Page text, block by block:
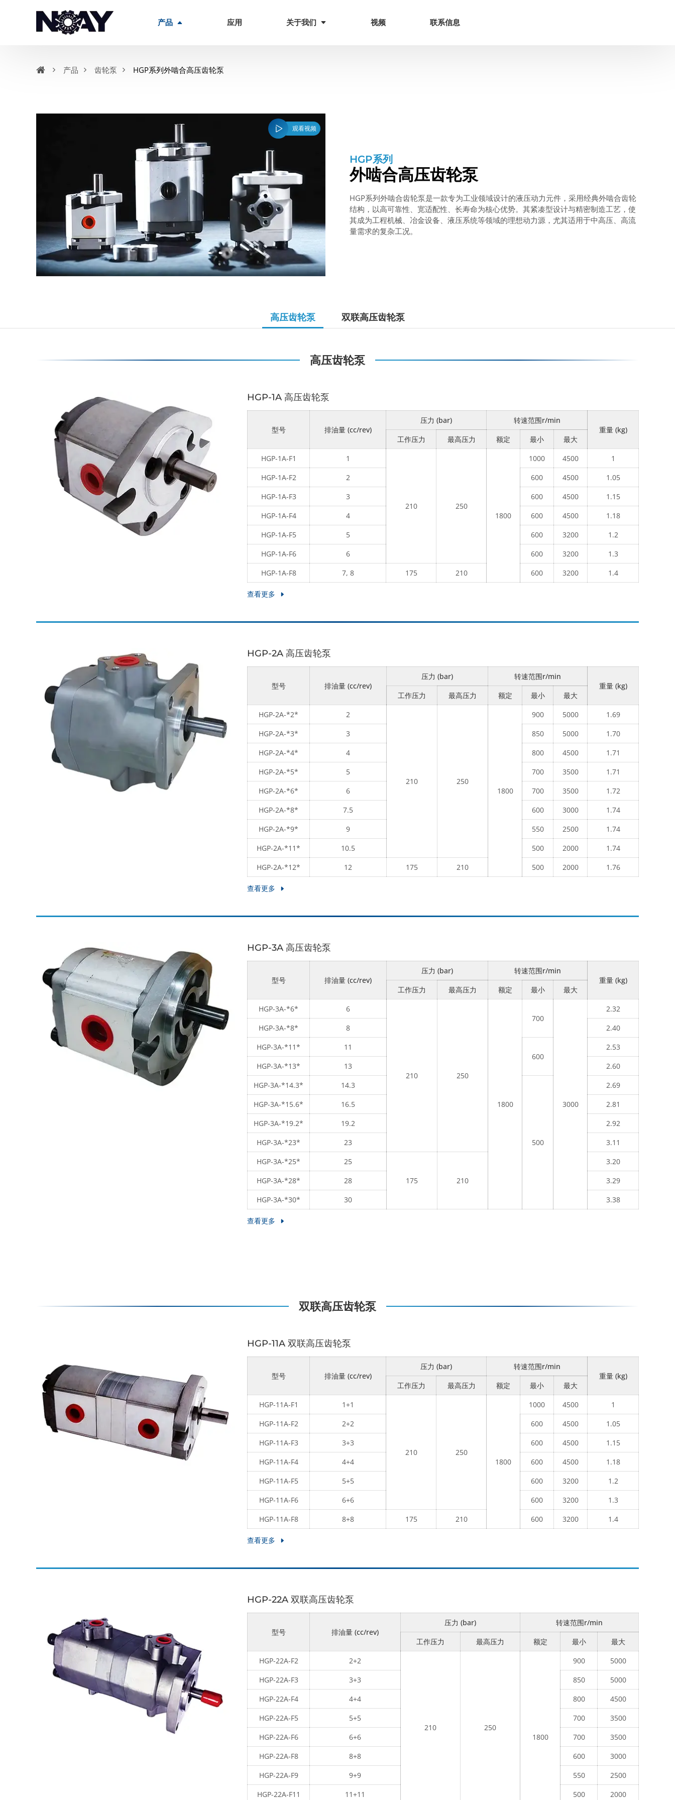
产品 应用 关于我们 视频 联系信息
产品 齿轮泵 HGP系列外啮合高压齿轮泵
观看视频
HGP系列
外啮合高压齿轮泵
HGP系列外啮合齿轮泵是一款专为工业领域设计的液压动力元件，采用经典外啮合齿轮
结构，以高可靠性、宽适配性、长寿命为核心优势。其紧凑型设计与精密制造工艺，使
其成为工程机械、冶金设备、液压系统等领域的理想动力源，尤其适用于中高压、高流
量需求的复杂工况。
高压齿轮泵 双联高压齿轮泵
高压齿轮泵
HGP-1A 高压齿轮泵
型号 排油量 (cc/rev)
压力 (bar)
转速范围r/min
重量 (kg)
工作压力
最高压力 额定 最小
最大
HGP-1A-F1
1
210
250
1800
1000 4500
1
HGP-1A-F2
2 600 4500
1.05
HGP-1A-F3
3 600 4500
1.15
HGP-1A-F4
4 600 4500
1.18
HGP-1A-F5
5 600 3200
1.2
HGP-1A-F6
6 600 3200
1.3
HGP-1A-F8
7, 8 175 210 600 3200 1.4
查看更多
HGP-2A 高压齿轮泵
型号 排油量 (cc/rev)
压力 (bar)
转速范围r/min
重量 (kg)
工作压力
最高压力 额定 最小
最大
HGP-2A-*2*
2
210
250
1800
900 5000
1.69
HGP-2A-*3*
3 850 5000
1.70
HGP-2A-*4*
4 800 4500
1.71
HGP-2A-*5*
5 700 3500
1.71
HGP-2A-*6*
6 700 3500
1.72
HGP-2A-*8*
7.5 600 3000
1.74
HGP-2A-*9*
9 550 2500
1.74
HGP-2A-*11*
10.5 500 2000
1.74
HGP-2A-*12*
12 175 210 500 2000 1.76
查看更多
HGP-3A 高压齿轮泵
型号 排油量 (cc/rev)
压力 (bar)
转速范围r/min
重量 (kg)
工作压力
最高压力 额定 最小
最大
HGP-3A-*6*
6
210 250
1800
700
3000
2.32
HGP-3A-*8*
8
2.40
HGP-3A-*11*
11
600
2.53
HGP-3A-*13*
13
2.60
HGP-3A-*14.3*
14.3
500
2.69
HGP-3A-*15.6*
16.5
2.81
HGP-3A-*19.2*
19.2
2.92
HGP-3A-*23*
23
3.11
HGP-3A-*25*
25
175
210
3.20
HGP-3A-*28*
28
3.29
HGP-3A-*30*
30 3.38
查看更多
双联高压齿轮泵
HGP-11A 双联高压齿轮泵
型号 排油量 (cc/rev)
压力 (bar)
转速范围r/min
重量 (kg)
工作压力
最高压力 额定 最小
最大
HGP-11A-F1
1+1
210
250
1800
1000 4500
1
HGP-11A-F2
2+2 600 4500
1.05
HGP-11A-F3
3+3 600 4500
1.15
HGP-11A-F4
4+4 600 4500
1.18
HGP-11A-F5
5+5 600 3200
1.2
HGP-11A-F6
6+6 600 3200
1.3
HGP-11A-F8
8+8 175 210 600 3200 1.4
查看更多
HGP-22A 双联高压齿轮泵
型号 排油量 (cc/rev)
压力 (bar)
转速范围r/min
工作压力
最高压力 额定 最小
最大
HGP-22A-F2
2+2
210
250
1800
900
5000
HGP-22A-F3
3+3 850
5000
HGP-22A-F4
4+4 800
4500
HGP-22A-F5
5+5 700
3500
HGP-22A-F6
6+6 700
3500
HGP-22A-F8
8+8 600
3000
HGP-22A-F9
9+9 550
2500
HGP-22A-F11
11+11 500 2000